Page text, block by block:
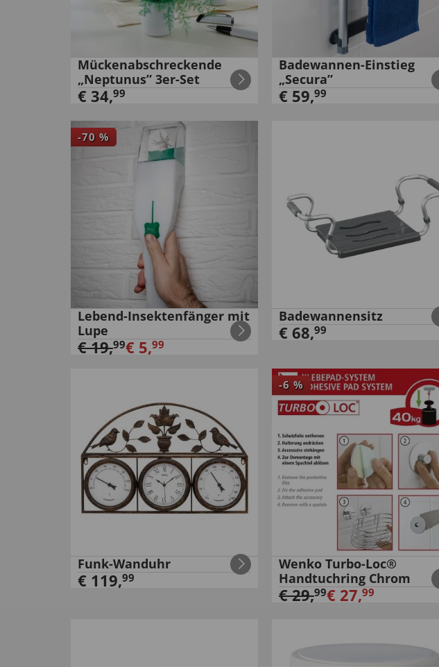
Mückenabschreckende
„Neptunus” 3er-Set
€ 34,99
Badewannen-Einstieg
„Secura”
€ 59,99
-70 %
Lebend-Insektenfänger mit
Lupe
€19,99€ 5,99
Badewannensitz
€ 68,99
Funk-Wanduhr
€ 119,99
-6 %
Wenko Turbo-Loc®
Handtuchring Chrom
€29,99€ 27,99